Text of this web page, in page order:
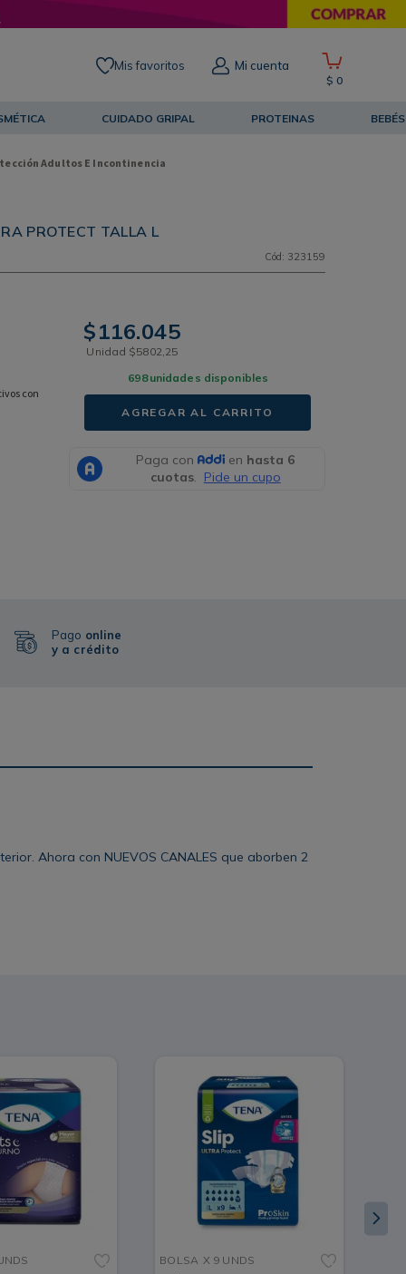
Mis favoritos Mi cuenta
$ 0
CUIDADO GRIPAL PROTEINAS BEBÉS
Adultos E Incontinencia
PROTECT TALLA L
Cód : 323159
con
$116.045
Unidad $5802 25
698 unidades disponibles
AGREGAR AL CARRITO
Pago online
y a crédito
Ahora con NUEVOS CANALES que aborben 2
BOLSA X 9 UNDS